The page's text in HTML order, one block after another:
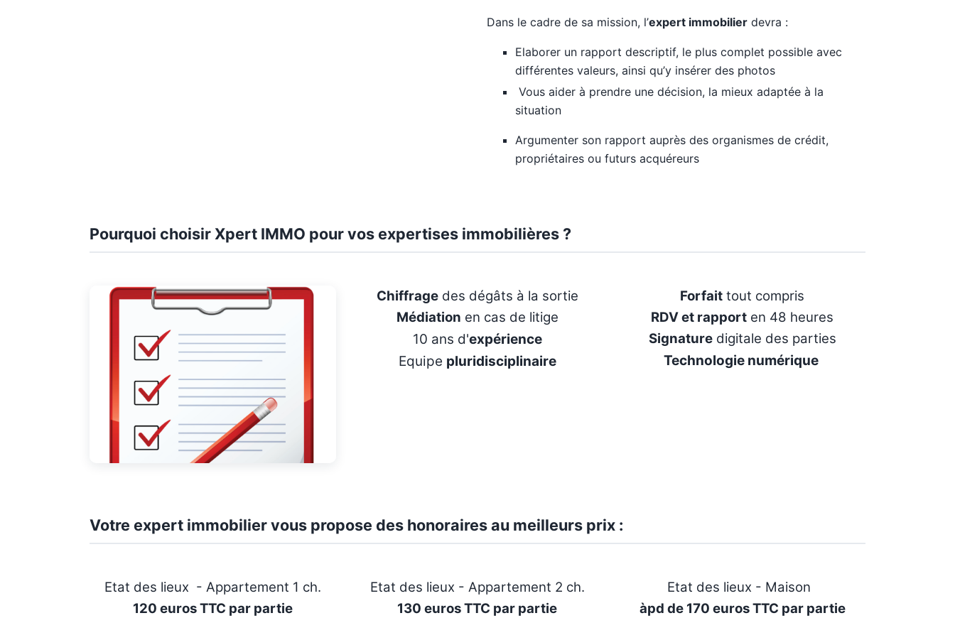
Dans le cadre de sa mission, l’expert immobilier devra :
Elaborer un rapport descriptif, le plus complet possible avec
différentes valeurs, ainsi qu’y insérer des photos
Vous aider à prendre une décision, la mieux adaptée à la
situation
Argumenter son rapport auprès des organismes de crédit,
propriétaires ou futurs acquéreurs
Pourquoi choisir Xpert IMMO pour vos expertises immobilières ?
Chiffragedes dégâts à la sortie
Médiation en cas de litige
10 ans d'expérience
Equipe pluridisciplinaire
Forfait tout compris
RDV et rapport en 48 heures
Signaturedigitale des parties
Technologie numérique
Votre expert immobilier vous propose des honoraires au meilleurs prix :
Etat des lieux - Appartement 1 ch.
120 euros TTC par partie
Etat des lieux - Appartement 2 ch.
130 euros TTC par partie
Etat des lieux - Maison
àpd de 170 euros TTC par partie